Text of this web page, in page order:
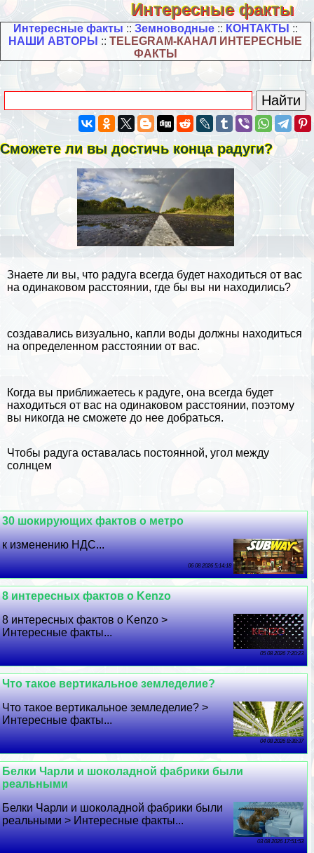
Интересные факты
Интересные факты :: Земноводные:: КОНТАКТЫ ::
НАШИ АВТОРЫ ::TELEGRAM-КАНАЛ ИНТЕРЕСНЫЕ
ФАКТЫ
Сможете ли вы достичь конца радуги?
Знаете ли вы, что радуга всегда будет находиться от вас
на одинаковом расстоянии, где бы вы ни находились?
создавались визуально, капли воды должны находиться
на определенном расстоянии от вас.
Когда вы приближаетесь к радуге, она всегда будет
находиться от вас на одинаковом расстоянии, поэтому
вы никогда не сможете до нее добраться.
Чтобы радуга оставалась постоянной, угол между
солнцем
30 шокирующих фактов о метро
к изменению НДС...
06 08 2026 5:14:18
8 интересных фактов о Kenzo
8 интересных фактов о Kenzo >
Интересные факты...
05 08 2026 7:20:23
Что такое вертикальное земледелие?
Что такое вертикальное земледелие? >
Интересные факты...
04 08 2026 8:38:37
Белки Чарли и шоколадной фабрики были
реальными
Белки Чарли и шоколадной фабрики были
реальными > Интересные факты...
03 08 2026 17:51:53